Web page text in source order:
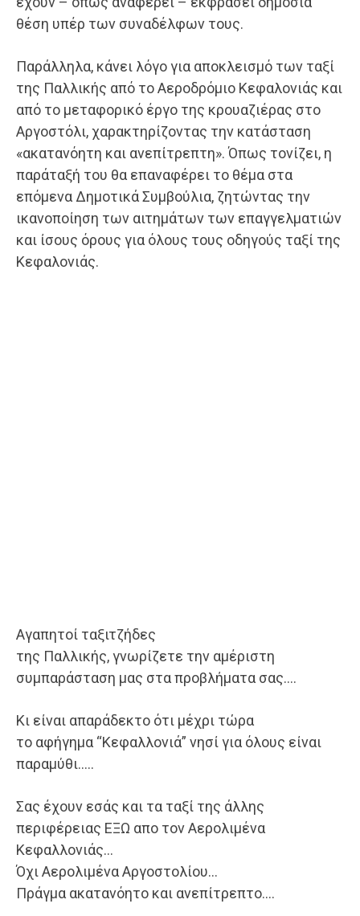
θέση υπέρ των συναδέλφων τους.
Παράλληλα, κάνει λόγο για αποκλεισμό των ταξί
της Παλλικής από το Αεροδρόμιο Κεφαλονιάς και
από το μεταφορικό έργο της κρουαζιέρας στο
Αργοστόλι, χαρακτηρίζοντας την κατάσταση
«ακατανόητη και ανεπίτρεπτη». Όπως τονίζει, η
παράταξή του θα επαναφέρει το θέμα στα
επόμενα Δημοτικά Συμβούλια, ζητώντας την
ικανοποίηση των αιτημάτων των επαγγελματιών
και ίσους όρους για όλους τους οδηγούς ταξί της
Κεφαλονιάς.
Αγαπητοί ταξιτζήδες
της Παλλικής, γνωρίζετε την αμέριστη
συμπαράσταση μας στα προβλήματα σας….
Κι είναι απαράδεκτο ότι μέχρι τώρα
το αφήγημα “Κεφαλλονιά” νησί για όλους είναι
παραμύθι…..
Σας έχουν εσάς και τα ταξί της άλλης
περιφέρειας ΕΞΩ απο τον Αερολιμένα
Κεφαλλονιάς…
Όχι Αερολιμένα Αργοστολίου…
Πράγμα ακατανόητο και ανεπίτρεπτο….